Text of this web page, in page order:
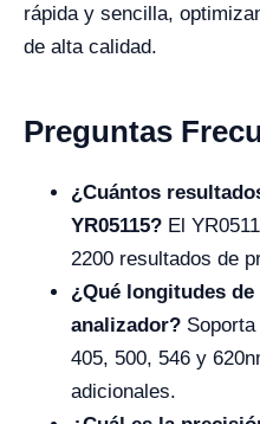
rápida y sencilla,
de alta calidad.
Preguntas
¿Cuántos
YR05115? El
2200 resultados de
¿Qué longitudes
analizador?
405, 500, 546 y
adicionales.